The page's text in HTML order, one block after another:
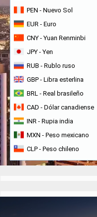
PEN - Nuevo Sol
EUR - Euro
CNY - Yuan Renminbi
JPY - Yen
RUB - Rublo ruso
GBP - Libra esterlina
BRL - Real brasileño
CAD - Dólar canadiense
INR - Rupia india
MXN - Peso mexicano
CLP - Peso chileno